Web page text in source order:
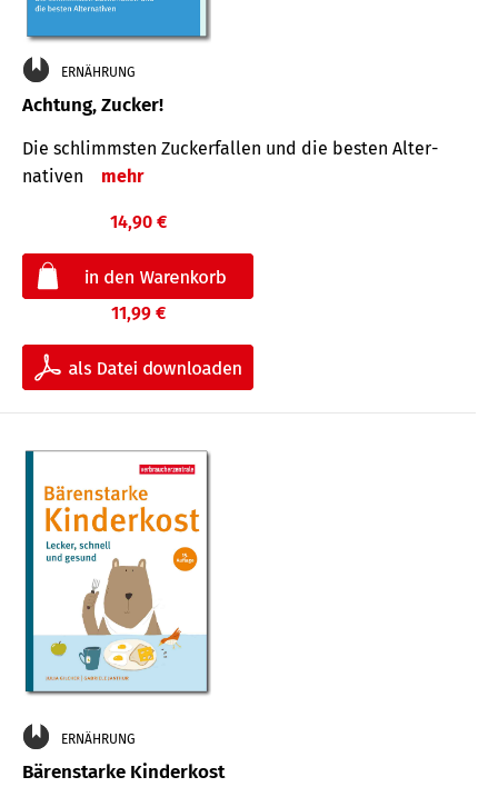
ERNÄHRUNG
Achtung, Zucker!
Die schlimmsten Zucker­fallen und die besten Alter­
nativen
mehr
14,90 €
11,99 €
ERNÄHRUNG
Bärenstarke Kinderkost